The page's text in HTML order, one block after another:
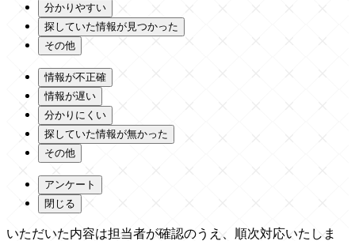
分かりやすい
探していた情報が見つかった
その他
情報が不正確
情報が遅い
分かりにくい
探していた情報が無かった
その他
アンケート
閉じる
いただいた内容は担当者が確認のうえ、順次対応いたしま